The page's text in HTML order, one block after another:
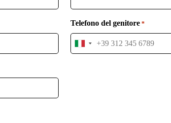
Telefono del genitore *
I
t